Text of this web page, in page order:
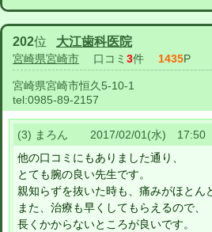
202位 大江歯科医院
宮崎県宮崎市 口コミ 3件 1435P
宮崎県宮崎市恒久5-10-1
tel:0985-89-2157
(3) まろん 2017/02/01(水) 17:50
他の口コミにもありました通り、
とても腕の良い先生です。
親知らずを抜いた時も、痛みがほとん
また、治療も早くしてもらえるので、
長くかからないところが良いです。